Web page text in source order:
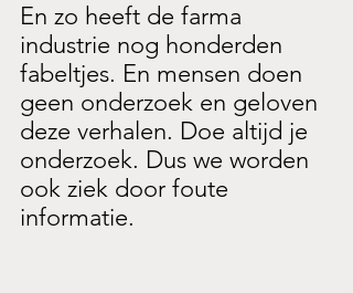
En zo heeft de farma
industrie nog honderden
fabeltjes. En mensen doen
geen onderzoek en geloven
deze verhalen. Doe altijd je
onderzoek. Dus we worden
ook ziek door foute
informatie.